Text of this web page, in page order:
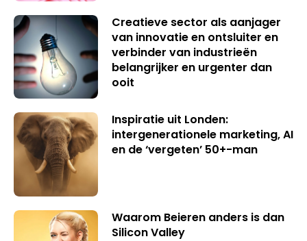
Creatieve sector als aanjager
van innovatie en ontsluiter en
verbinder van industrieën
belangrijker en urgenter dan
ooit
Inspiratie uit Londen:
intergenerationele marketing, AI
en de ‘vergeten’ 50+-man
Waarom Beieren anders is dan
Silicon Valley